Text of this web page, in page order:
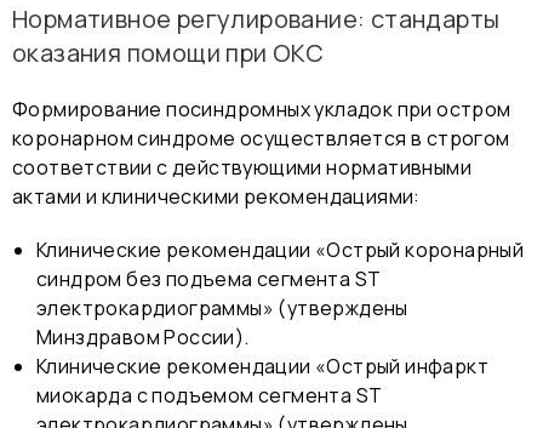
Нормативное регулирование: стандарты
оказания помощи при ОКС
Формирование посиндромных укладок при остром
коронарном синдроме осуществляется в строгом
соответствии с действующими нормативными
актами и клиническими рекомендациями:
Клинические рекомендации «Острый коронарный
синдром без подъема сегмента ST
электрокардиограммы» (утверждены
Минздравом России).
Клинические рекомендации «Острый инфаркт
миокарда с подъемом сегмента ST